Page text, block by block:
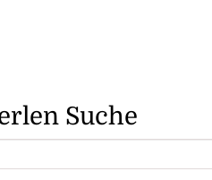
Suche